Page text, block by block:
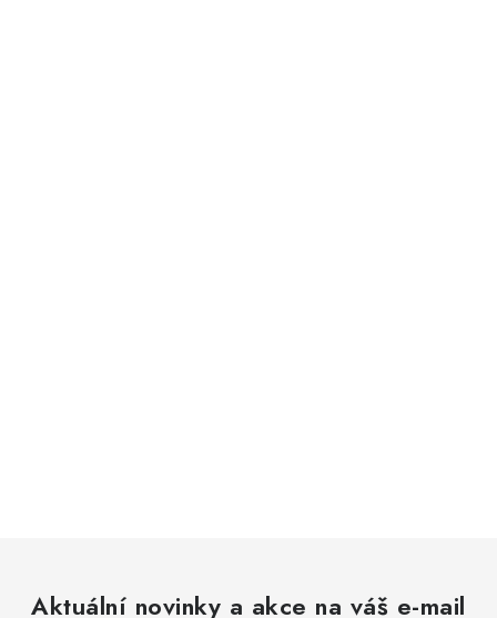
Aktuální novinky a akce na váš e-mail